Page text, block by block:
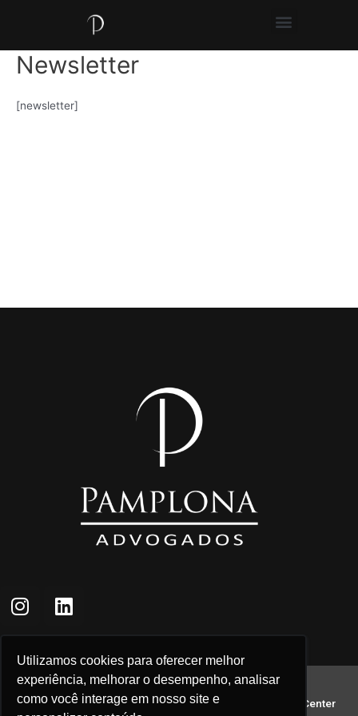
Utilizamos cookies para oferecer melhor
experiência, melhorar o desempenho, analisar
como você interage em nosso site e
Newsletter
[newsletter]
MATRIZ
Rua Padre Roma, 482 sala 1303, Edifício Premier Office Center